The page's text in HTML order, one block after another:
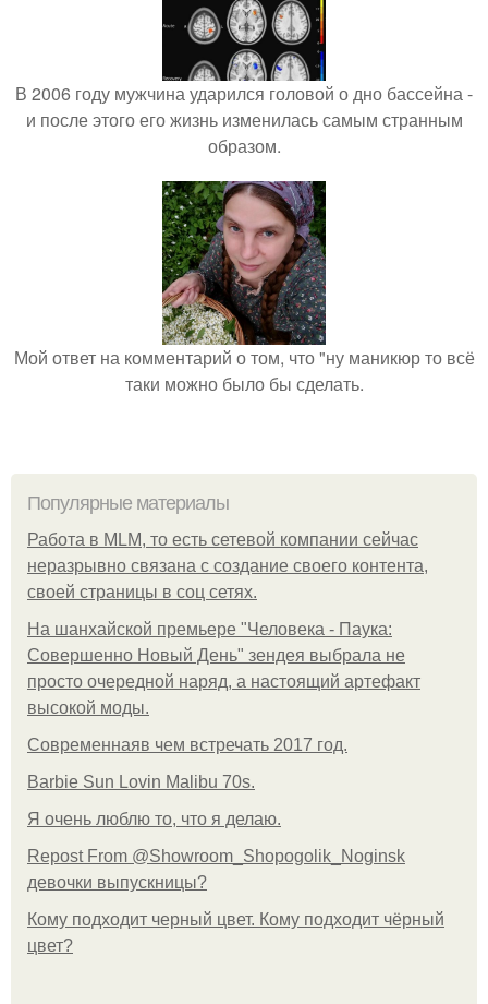
В 2006 году мужчина ударился головой о дно бассейна -
и после этого его жизнь изменилась самым странным
образом.
Мой ответ на комментарий о том, что "ну маникюр то всё
таки можно было бы сделать.
Популярные материалы
Работа в MLM, то есть сетевой компании сейчас
неразрывно связана с создание своего контента,
своей страницы в соц сетях.
На шанхайской премьере "Человека - Паука:
Совершенно Новый День" зендея выбрала не
просто очередной наряд, а настоящий артефакт
высокой моды.
Современнаяв чем встречать 2017 год.
Barbie Sun Lovin Malibu 70s.
Я очень люблю то, что я делаю.
Repost From @Showroom_Shopogolik_Noginsk
девочки выпускницы?
Кому подходит черный цвет. Кому подходит чёрный
цвет?